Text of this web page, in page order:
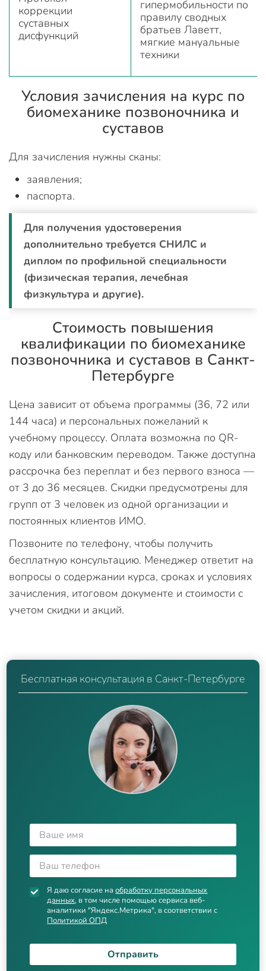
коррекции
суставных
дисфункций
гипермобильности по
правилу сводных
братьев Лаветт,
мягкие мануальные
техники
Условия зачисления на курс по
биомеханике позвоночника и
суставов
Для зачисления нужны сканы:
заявления;
паспорта.
Для получения удостоверения
дополнительно требуется СНИЛС и
диплом по профильной специальности
(физическая терапия, лечебная
физкультура и другие).
Стоимость повышения
квалификации по биомеханике
позвоночника и суставов в Санкт-
Петербурге
Цена зависит от объема программы (36, 72 или
144 часа) и персональных пожеланий к
учебному процессу. Оплата возможна по QR-
коду или банковским переводом. Также доступна
рассрочка без переплат и без первого взноса —
от 3 до 36 месяцев. Скидки предусмотрены для
групп от 3 человек из одной организации и
постоянных клиентов ИМО.
Позвоните по телефону, чтобы получить
бесплатную консультацию. Менеджер ответит на
вопросы о содержании курса, сроках и условиях
зачисления, итоговом документе и стоимости с
учетом скидки и акций.
Бесплатная консультация в Санкт-Петербурге
Я даю согласие наобработку персональных
данных, в том числе помощью сервиса веб-
аналитики "Яндекс.Метрика", в соответствии с
Политикой ОПД
Отправить